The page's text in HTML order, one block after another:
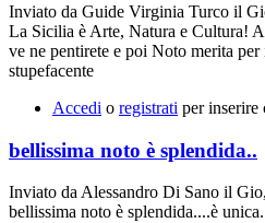
Inviato da Guide Virginia Turco il
La Sicilia è Arte, Natura e Cultura!
ve ne pentirete e poi Noto merita
stupefacente
Accedi o registrati per inserire
bellissima noto è splendida..
Inviato daAlessandro Di Sano il
bellissima noto è splendida....è